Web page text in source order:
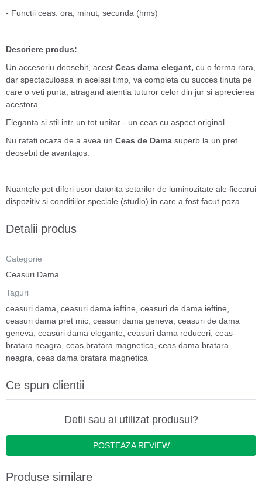
- Functii ceas: ora, minut, secunda (hms)
Descriere produs:
Un accesoriu deosebit, acest Ceas dama elegant, cu o forma rara,
dar spectaculoasa in acelasi timp, va completa cu succes tinuta pe
care o veti purta, atragand atentia tuturor celor din jur si aprecierea
acestora.
Eleganta si stil intr-un tot unitar - un ceas cu aspect original.
Nu ratati ocaza de a avea un Ceas de Dama superb la un pret
deosebit de avantajos.
Nuantele pot diferi usor datorita setarilor de luminozitate ale fiecarui
dispozitiv si conditiilor speciale (studio) in care a fost facut poza.
Detalii produs
Categorie
Ceasuri Dama
Taguri
ceasuri dama ceasuri dama ieftine ceasuri de dama ieftine
ceasuri dama pret mic ceasuri dama geneva ceasuri de dama
geneva ceasuri dama elegante ceasuri dama reduceri ceas
bratara neagra ceas bratara magnetica ceas dama bratara
neagra ceas dama bratara magnetica
Ce spun clientii
Detii sau ai utilizat produsul?
POSTEAZA REVIEW
Produse similare